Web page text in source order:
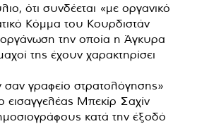
ότι συνδέεται «με οργανικό
Κόμμα του Κουρδιστάν
την οποία η Άγκυρα
της έχουν χαρακτηρίσει
σαν γραφείο στρατολόγησης»
Μπεκίρ Σαχίν
κατά την έξοδό